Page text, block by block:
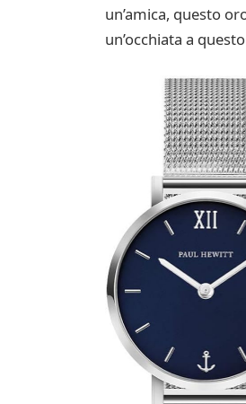
un’amica, questo
un’occhiata a